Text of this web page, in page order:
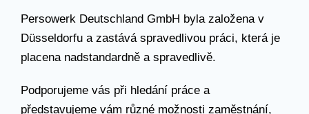
Persowerk Deutschland GmbH byla založena v
Düsseldorfu a zastává spravedlivou práci, která je
placena nadstandardně a spravedlivě.
Podporujeme vás při hledání práce a
představujeme vám různé možnosti zaměstnání,